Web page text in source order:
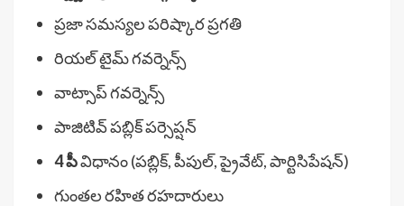
ప్రజా సమస్యల పరిష్కార ప్రగతి
రియల్ టైమ్ గవర్నెన్స్
వాట్సాప్ గవర్నెన్స్
పాజిటివ్ పబ్లిక్ పర్సెప్షన్
4 పీవిధానం (పబ్లిక్, పీపుల్, ప్రైవేట్, పార్టిసిపేషన్)
గుంతల రహిత రహదారులు